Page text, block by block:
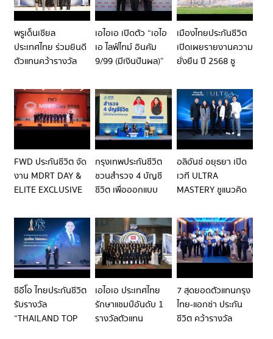
สังคม AIA SHARING
ดีร่วมกันของชาวเอไอ
เอ ต่อเนื่องเป็นปีที่ 2
เลิศด้านการให้บริการ อย่างง่ายขึ้น! สื่อสาร
กับคนทุกเจนผ่าน
คอนเทนต์สนุก เข้าใจ
ง่าย เชื่อมโยงไลฟ์
สไตล์ยุคดิจิทัล
พรูเด็นเชียล
ประเทศไทย ร่วมยินดี
ตัวแทนคว้ารางวัล
แห่งชาติ ครั้งที่ 43
เอไอเอ เปิดตัว “เอไอ
เอ ไลฟ์ไทม์ อินคัม
9/99 (มีเงินปันผล)”
คุ้มครอง พร้อม
โอกาสรับผลตอบแทน
ต่อเนื่อง หนุนความ
มั่นคงระยะยาวให้กับ
เมืองไทยประกันชีวิต
เปิดเผยรายงานความ
ยั่งยืน ปี 2568 ชู
วิถี ESG สู่เป้าหมาย
NET ZERO พร้อมขึ้น
แท่นบริษัทประกันชีวิต
แห่งแรกในไทยที่ร่วม
FWD ประกันชีวิต จัด
งาน MDRT DAY &
ELITE EXCLUSIVE
2026 เสริมศักยภาพ
ตัวแทนสู่มาตรฐาน
ระดับโลก พร้อมเชิดชู
ความสำเร็จ ELITE
AGENT
กรุงเทพประกันชีวิต
ชวนสำรวจ 4 บัญชี
ชีวิต เพื่อออกแบบ
อลิอันซ์ อยุธยา เปิด
เวที ULTRA
MASTERY ชูแนวคิด
ARCHITECT ยกระดับ
การวางแผนความ
มั่งคั่งระยะยาว
ซีอีโอ ไทยประกันชีวิต
รับรางวัล
“THAILAND TOP
เอไอเอ ประเทศไทย
รักษาแชมป์อันดับ 1
รางวัลตัวแทน
7 สุดยอดตัวแทนกรุง
ไทย-แอกซ่า ประกัน
ชีวิต คว้ารางวัล